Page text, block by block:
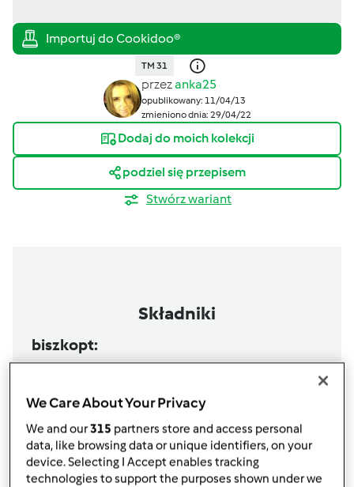
TM 31
przezanka25
opublikowany: 11/04/13
zmieniono dnia: 29/04/22
Dodaj do moich kolekcji
podziel się przepisem
Stwórz wariant
Składniki
biszkopt:
100g mąki (typ 450)
40g mąki ziemniaczanej
szczypta soli
Lista zakupów
We Care About Your Privacy
We and our315 partners store and access personal
data, like browsing data or unique identifiers, on your
device. Selecting I Accept enables tracking
technologies to support the purposes shown under we